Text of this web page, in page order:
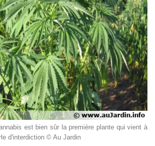
est bien sûr la première plante qui vient à
d'interdiction © Au Jardin